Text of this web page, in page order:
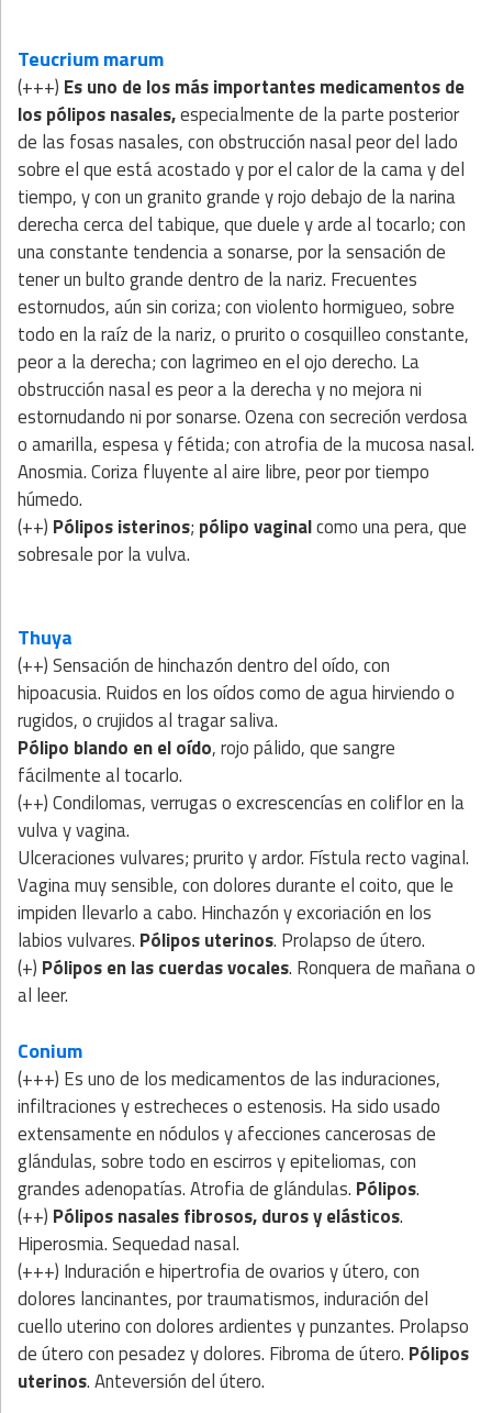
Teucrium marum
(+++) Es uno de los más importantes medicamentos de
los pólipos nasales,especialmente de la parte posterior
de las fosas nasales, con obstrucción nasal peor del lado
sobre el que está acostado y por el calor de la cama y del
tiempo, y con un granito grande y rojo debajo de la narina
derecha cerca del tabique, que duele y arde al tocarlo; con
una constante tendencia a sonarse, por la sensación de
tener un bulto grande dentro de la nariz. Frecuentes
estornudos, aún sin coriza; con violento hormigueo, sobre
todo en la raíz de la nariz, o prurito o cosquilleo constante,
peor a la derecha; con lagrimeo en el ojo derecho. La
obstrucción nasal es peor a la derecha y no mejora ni
estornudando ni por sonarse. Ozena con secreción verdosa
o amarilla, espesa y fétida; con atrofia de la mucosa nasal.
Anosmia. Coriza fluyente al aire libre, peor por tiempo
húmedo.
(++) Pólipos isterinos; pólipo vaginalcomo una pera, que
sobresale por la vulva.
Thuya
(++) Sensación de hinchazón dentro del oído, con
hipoacusia. Ruidos en los oídos como de agua hirviendo o
rugidos, o crujidos al tragar saliva.
Pólipo blando en el oído, rojo pálido, que sangre
fácilmente al tocarlo.
(++) Condilomas, verrugas o excrescencías en coliflor en la
vulva y vagina.
Ulceraciones vulvares; prurito y ardor. Fístula recto vaginal.
Vagina muy sensible, con dolores durante el coito, que le
impiden llevarlo a cabo. Hinchazón y excoriación en los
labios vulvares. Pólipos uterinos. Prolapso de útero.
(+) Pólipos en las cuerdas vocales. Ronquera de mañana o
al leer.
Conium
(+++) Es uno de los medicamentos de las induraciones,
infiltraciones y estrecheces o estenosis. Ha sido usado
extensamente en nódulos y afecciones cancerosas de
glándulas, sobre todo en escirros y epiteliomas, con
grandes adenopatías. Atrofia de glándulas. Pólipos.
(++) Pólipos nasales fibrosos, duros y elásticos.
Hiperosmia. Sequedad nasal.
(+++) Induración e hipertrofia de ovarios y útero, con
dolores lancinantes, por traumatismos, induración del
cuello uterino con dolores ardientes y punzantes. Prolapso
de útero con pesadez y dolores. Fibroma de útero. Pólipos
uterinos. Anteversión del útero.